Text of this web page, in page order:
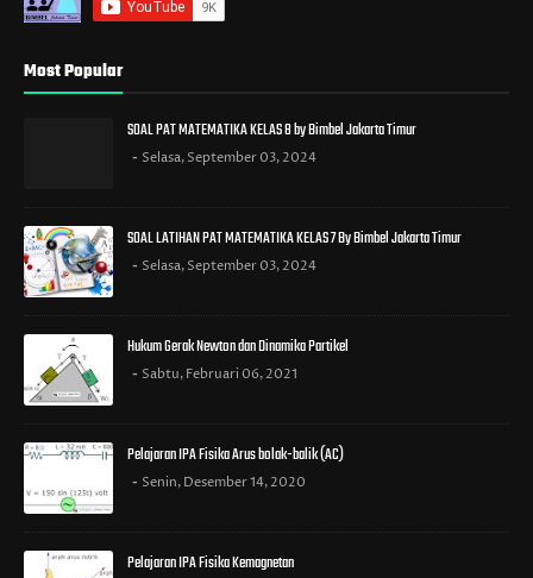
Most Popular
SOAL PAT MATEMATIKA KELAS 8 by Bimbel Jakarta Timur
Selasa, September 03, 2024
SOAL LATIHAN PAT MATEMATIKA KELAS 7 By Bimbel Jakarta Timur
Selasa, September 03, 2024
Hukum Gerak Newton dan Dinamika Partikel
Sabtu, Februari 06, 2021
Pelajaran IPA Fisika Arus bolak-balik (AC)
Senin, Desember 14, 2020
Pelajaran IPA Fisika Kemagnetan